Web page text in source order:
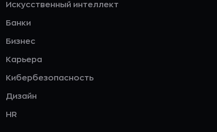
Искусственный интеллект
Банки
Бизнес
Карьера
Кибербезопасность
Дизайн
HR